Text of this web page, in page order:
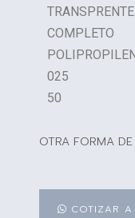
TRANSPRENTE
COMPLETO
025
50
OTRA FORMA
COTIZAR A